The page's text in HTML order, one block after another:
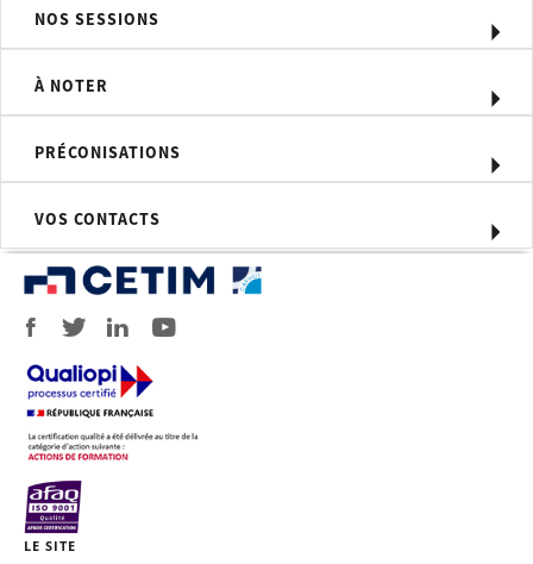
Etude de cas concrets
Relier les défauts observés à leur
Déterminer les actions correctives et
préventives adaptées
Identifier et prioriser les paramètres
critiques influençant la qualité et la
durée de vie des outillages
Test d'évaluation des acquis
Profil du formateur
NOS SESSIONS
À NOTER
PRÉCONISATIONS
VOS CONTACTS
LE SITE